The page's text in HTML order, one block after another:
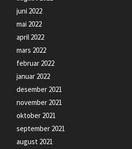
juni 2022
mai 2022
april 2022
mars 2022
februar 2022
januar 2022
desember 2021
november 2021
oktober 2021
september 2021
august 2021